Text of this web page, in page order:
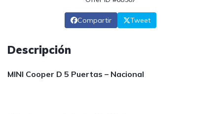
Compartir Tweet
Descripción
MINI Cooper D 5 Puertas – Nacional